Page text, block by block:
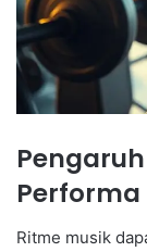
Performa
Ritme musik